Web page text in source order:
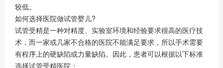
较低。
如何选择医院做试管婴儿?
试管受精是一种对精度、实验室环境和经验要求很高的医疗技
术，而一家或几家不合格的医院不能满足要求，所以手术需要
有程序上的硬缺陷或力量缺陷。因此，患者可以根据以下标准
选择试管受精医院：